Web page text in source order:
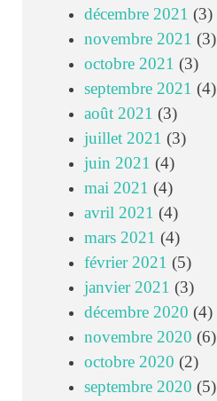
décembre 2021 (3)
novembre 2021 (3)
octobre 2021 (3)
septembre 2021 (4)
août 2021 (3)
juillet 2021 (3)
juin 2021 (4)
mai 2021 (4)
avril 2021 (4)
mars 2021 (4)
février 2021 (5)
janvier 2021 (3)
décembre 2020 (4)
novembre 2020 (6)
octobre 2020 (2)
septembre 2020 (5)